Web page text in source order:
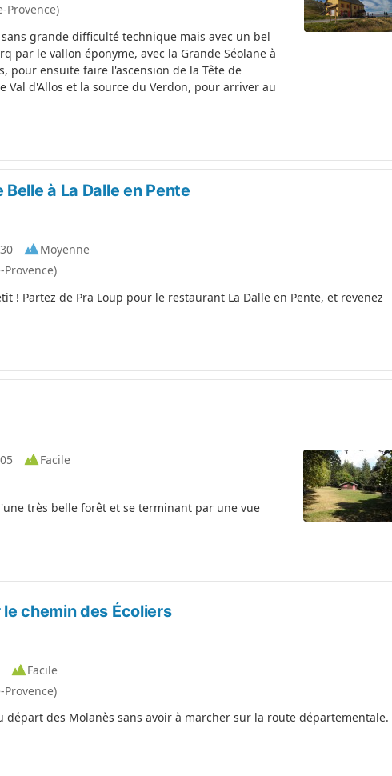
Provence)
grande difficulté technique mais avec un bel
par le vallon éponyme, avec la Grande Séolane à
pour ensuite faire l'ascension de la Tête de
d'Allos et la source du Verdon, pour arriver au
à La Dalle en Pente
Moyenne
! Partez de Pra Loup pour le restaurant La Dalle en Pente, et revenez
Facile
très belle forêt et se terminant par une vue
chemin des Écoliers
Facile
départ des Molanès sans avoir à marcher sur la route départementale.